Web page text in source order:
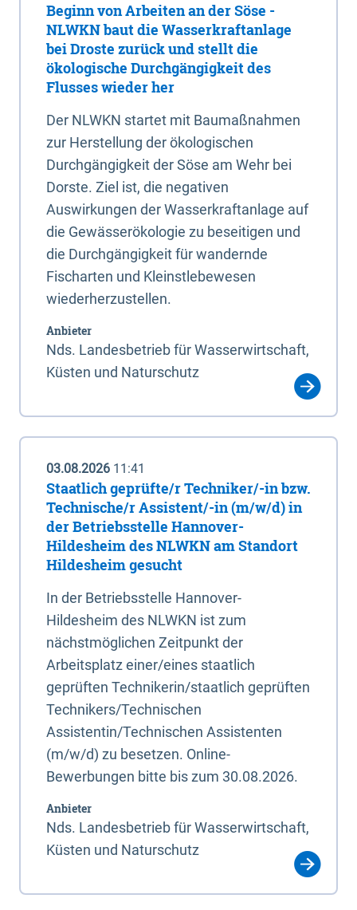
Beginn von Arbeiten an der Söse -
NLWKN baut die Wasserkraftanlage
bei Droste zurück und stellt die
ökologische Durchgängigkeit des
Flusses wieder her
Der NLWKN startet mit Baumaßnahmen
zur Herstellung der ökologischen
Durchgängigkeit der Söse am Wehr bei
Dorste. Ziel ist, die negativen
Auswirkungen der Wasserkraftanlage auf
die Gewässerökologie zu beseitigen und
die Durchgängigkeit für wandernde
Fischarten und Kleinstlebewesen
wiederherzustellen.
Anbieter
Nds. Landesbetrieb für Wasserwirtschaft,
Küsten und Naturschutz
03.08.2026 11:41
Staatlich geprüfte/r Techniker/-in bzw.
Technische/r Assistent/-in (m/w/d) in
der Betriebsstelle Hannover-
Hildesheim des NLWKN am Standort
Hildesheim gesucht
In der Betriebsstelle Hannover-
Hildesheim des NLWKN ist zum
nächstmöglichen Zeitpunkt der
Arbeitsplatz einer/eines staatlich
geprüften Technikerin/staatlich geprüften
Technikers/Technischen
Assistentin/Technischen Assistenten
(m/w/d) zu besetzen. Online-
Bewerbungen bitte bis zum 30.08.2026.
Anbieter
Nds. Landesbetrieb für Wasserwirtschaft,
Küsten und Naturschutz